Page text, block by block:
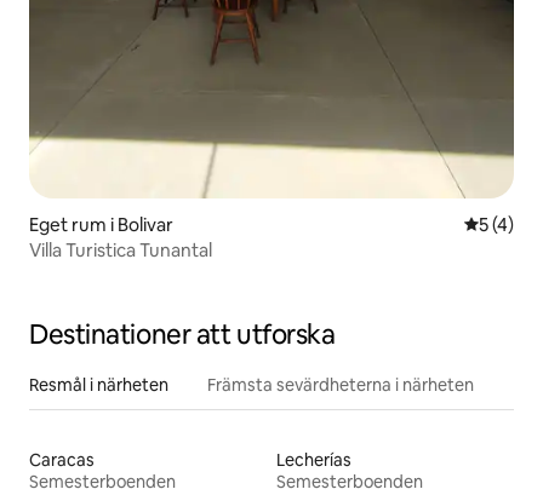
Eget rum i Bolivar 5 av 5 i
5 (4)
Villa Turistica Tunantal
Destinationer att utforska
Resmål i närheten Främsta sevärdheterna i närheten
Caracas
Semesterboenden
Lecherías
Semesterboenden